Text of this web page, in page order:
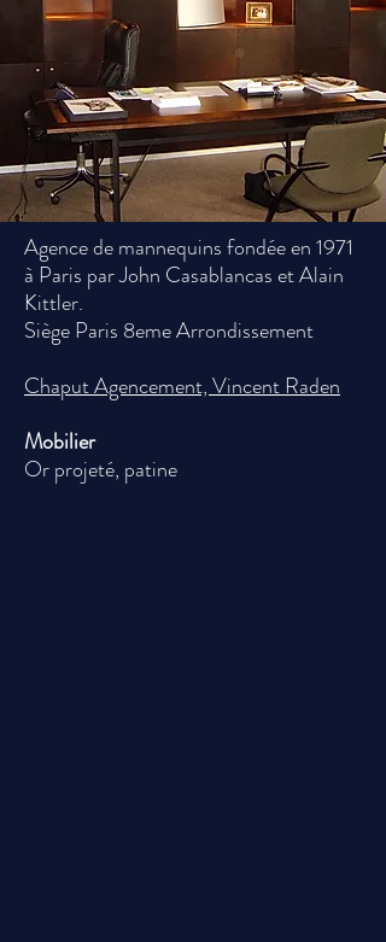
Agence de mannequins fondée en 1971
à Paris par John Casablancas et Alain
Kittler.
Siège Paris 8eme Arrondissement
Chaput Agencement, Vincent Raden
Mobilier
Or projeté, patine